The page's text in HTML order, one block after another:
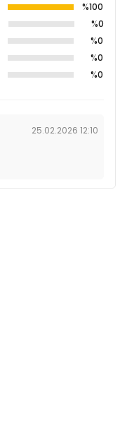
%100
%0
%0
%0
%0
25.02.2026 12:10